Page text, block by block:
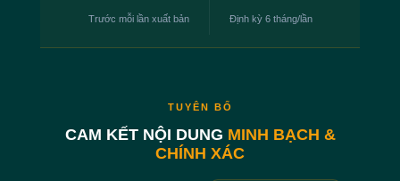
Trước mỗi lần xuất bản Định kỳ 6 tháng/lần
TUYÊN BỐ
CAM KẾT NỘI DUNG MINH BẠCH &
CHÍNH XÁC